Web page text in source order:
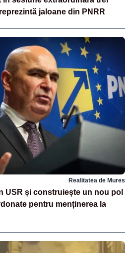
jaloane din PNRR
Realitatea de Mures
USR și construiește un nou pol
pentru menținerea la